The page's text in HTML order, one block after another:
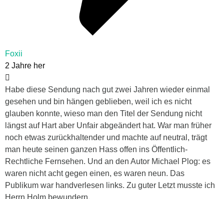
Foxii
2 Jahre her
Habe diese Sendung nach gut zwei Jahren wieder einmal
gesehen und bin hängen geblieben, weil ich es nicht
glauben konnte, wieso man den Titel der Sendung nicht
längst auf Hart aber Unfair abgeändert hat. War man früher
noch etwas zurückhaltender und machte auf neutral, trägt
man heute seinen ganzen Hass offen ins Öffentlich-
Rechtliche Fernsehen. Und an den Autor Michael Plog: es
waren nicht acht gegen einen, es waren neun. Das
Publikum war handverlesen links. Zu guter Letzt musste ich